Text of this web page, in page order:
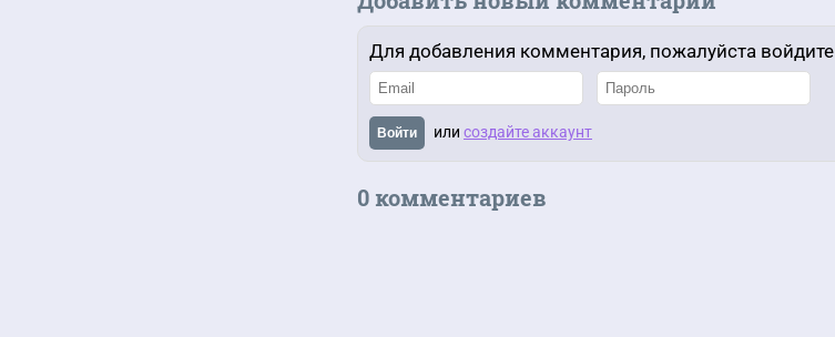
Для добавления комментария, пожалуйста войдите
Войти или создайте аккаунт
0 комментариев